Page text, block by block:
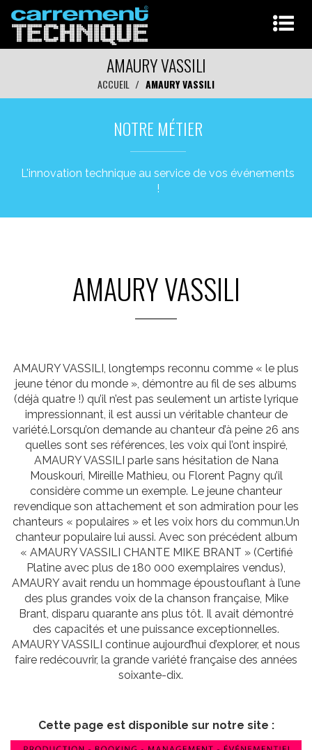
AMAURY VASSILI
ACCUEIL AMAURY VASSILI
NOTRE MÉTIER
L'innovation technique au service de vos événements
!
AMAURY VASSILI
AMAURY VASSILI, longtemps reconnu comme « le plus
jeune ténor du monde », démontre au fil de ses albums
(déjà quatre !) qu’il n’est pas seulement un artiste lyrique
impressionnant, il est aussi un véritable chanteur de
variété.Lorsqu’on demande au chanteur d’à peine 26 ans
quelles sont ses références, les voix qui l’ont inspiré,
AMAURY VASSILI parle sans hésitation de Nana
Mouskouri, Mireille Mathieu, ou Florent Pagny qu’il
considère comme un exemple. Le jeune chanteur
revendique son attachement et son admiration pour les
chanteurs « populaires » et les voix hors du commun.Un
chanteur populaire lui aussi. Avec son précédent album
« AMAURY VASSILI CHANTE MIKE BRANT » (Certifié
Platine avec plus de 180 000 exemplaires vendus),
AMAURY avait rendu un hommage époustouflant à l’une
des plus grandes voix de la chanson française, Mike
Brant, disparu quarante ans plus tôt. Il avait démontré
des capacités et une puissance exceptionnelles.
AMAURY VASSILI continue aujourd’hui d’explorer, et nous
faire redécouvrir, la grande variété française des années
soixante-dix.
Cette page est disponible sur notre site :